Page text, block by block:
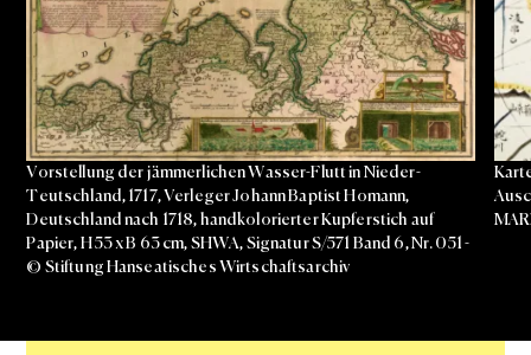
Vorstellung der jämmerlichen Wasser-Flutt in Nieder-
Teutschland, 1717, Verleger Johann Baptist Homann,
Deutschland nach 1718, handkolorierter Kupferstich auf
Papier, H 53 x B 63 cm, SHWA, Signatur S/571 Band 6, Nr. 051 -
© Stiftung Hanseatisches Wirtschaftsarchiv